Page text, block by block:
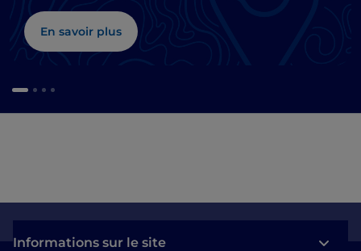
En savoir plus
Informations sur le site